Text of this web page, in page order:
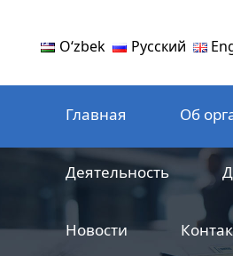
Oʻzbek Русский
Главная Об
Деятельность
Новости